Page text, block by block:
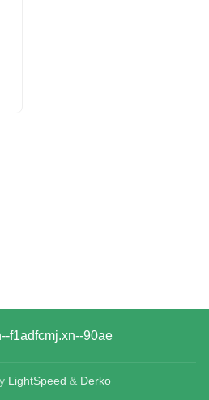
f1adfcmj.xn--90ae
LightSpeed & Derko